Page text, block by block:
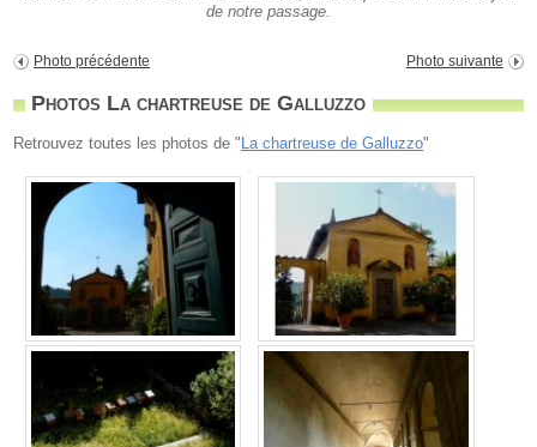
de notre passage.
Photo précédente Photo suivante
Photos La chartreuse de Galluzzo
Retrouvez toutes les photos de " La chartreuse de Galluzzo"